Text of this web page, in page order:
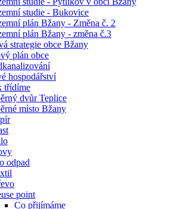
studie - Bukovice
plán Bžany - Změna č. 2
plán Bžany - změna č.3
strategie obce Bžany
plán obce
hospodářství
třídíme
dvůr Teplice
místo Bžany
odpad
point
Co přijímáme